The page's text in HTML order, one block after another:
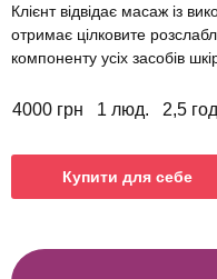
Клієнт відвідає масаж із
отримає цілковите
компоненту усіх засобів
4000 грн 1 люд. 2,5
Купити для себе